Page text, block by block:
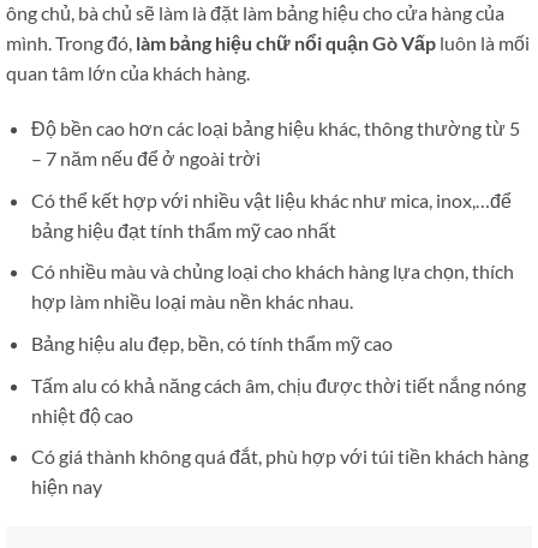
ông chủ, bà chủ sẽ làm là đặt làm bảng hiệu cho cửa hàng của
mình. Trong đó, làm bảng hiệu chữ nổi quận Gò Vấp luôn là mối
quan tâm lớn của khách hàng.
Độ bền cao hơn các loại bảng hiệu khác, thông thường từ 5
– 7 năm nếu để ở ngoài trời
Có thể kết hợp với nhiều vật liệu khác như mica, inox,…để
bảng hiệu đạt tính thẩm mỹ cao nhất
Có nhiều màu và chủng loại cho khách hàng lựa chọn, thích
hợp làm nhiều loại màu nền khác nhau.
Bảng hiệu alu đẹp, bền, có tính thẩm mỹ cao
Tấm alu có khả năng cách âm, chịu được thời tiết nắng nóng
nhiệt độ cao
Có giá thành không quá đắt, phù hợp với túi tiền khách hàng
hiện nay